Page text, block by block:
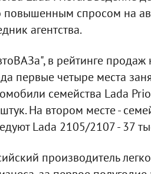
спросом на
агентства.
в рейтинге
первые четыре места
семейства Lada
На втором месте -
Lada 2105/2107 - 37
производитель